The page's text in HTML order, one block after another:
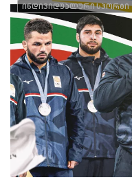
ინდივიდუალური სპორტი